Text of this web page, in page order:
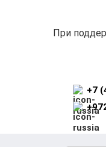
При
+7